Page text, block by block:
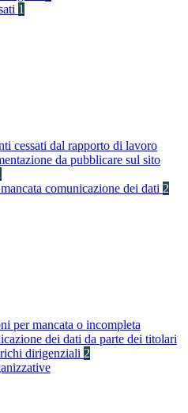
1
cessati dal rapporto di lavoro
da pubblicare sul sito
comunicazione dei dati 2
per mancata o incompleta
dei dati da parte dei titolari
dirigenziali 2